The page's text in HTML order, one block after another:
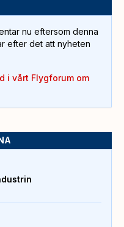
nu eftersom denna
efter det att nyheten
i vårt Flygforum om